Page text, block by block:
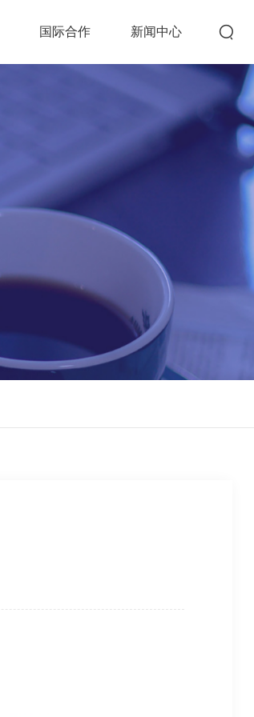
国际合作 新闻中心